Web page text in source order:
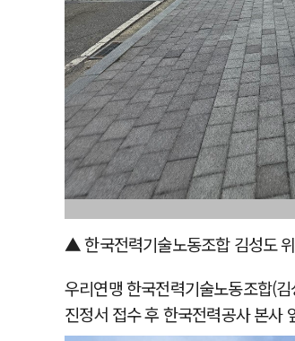
▲ 한국전력기술노동조합 김성도
우리연맹 한국전력기술노동조합(
진정서 접수 후 한국전력공사 본사